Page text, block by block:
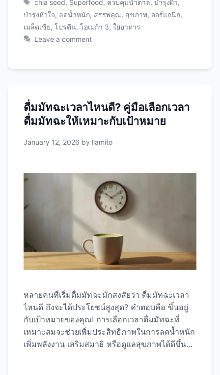
วิทยาศาสตร์ พร้อมวิธีการกินและเมนูง่ายๆ โดย
ใช้ Chia Seeds คุณภาพพรีเมียม ที่จะช่วยให้คุณ
ได้รับประโยชน์สูงสุด chia seed คืออะไร? ทำไมถึง
เดียวกับสะระแหน่ มีถิ่นกำเนิดในอเมริกากลาง
5,000 ปี เพราะให้พลังงานสูงและทนทานต่อความ
หิว คำว่า “Chia” ในภาษาของชาวมายันแปล
โภชนาการที่โดดเด่น คุณค่าทางโภชนาการของ
วัน แคลอรี่ 138 แคล – โปรตีน 4.7 กรัม 9% ไขมัน
chia seed, Superfood, ควบคุมน้ำตาล,บำรุงผิว,
บำรุงหัวใจ, ลดน้ำหนัก, สรรพคุณ, สุขภาพ, ออร์แกนิก,
เมล็ดเชีย, โปรตีน, โอเมก้า 3, ใยอาหาร
Leave a comment
ดื่มมัทฉะเวลาไหนดี? คู่มือเลือกเวลา
ดื่มมัทฉะให้เหมาะกับเป้าหมาย
January 12, 2026 by llamito
หลายคนที่เริ่มดื่มมัทฉะมักสงสัยว่า ดื่มมัทฉะเวลา
ไหนดี ถึงจะได้ประโยชน์สูงสุด? คำตอบคือ ขึ้นอยู่
กับเป้าหมายของคุณ! การเลือกเวลาดื่มมัทฉะที่
เหมาะสมจะช่วยเพิ่มประสิทธิภาพในการลดน้ำหนัก
เพิ่มพลังงาน เสริมสมาธิ หรือดูแลสุขภาพได้ดีขึ้น